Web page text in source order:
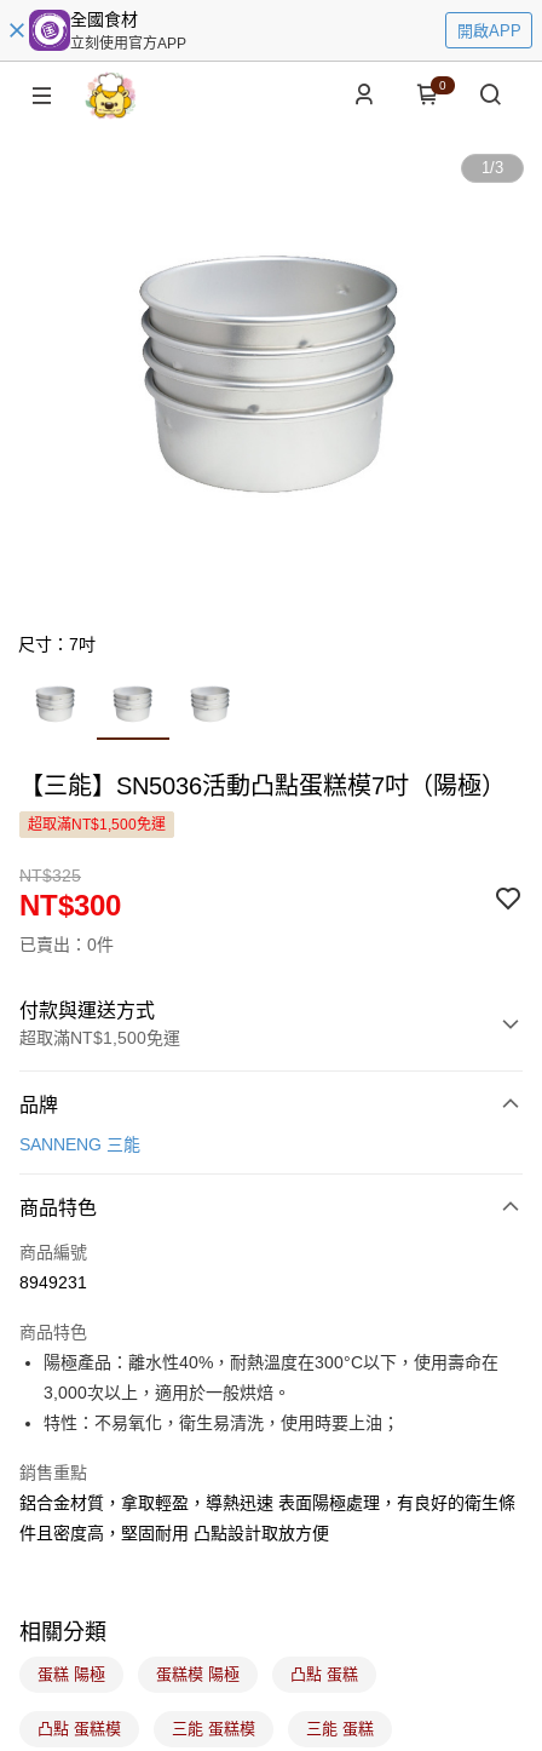
全國食材
立刻使用官方APP
開啟APP
0
1/3
尺寸：7吋
【三能】SN5036活動凸點蛋糕模7吋（陽極）
超取滿NT$1,500免運
NT$325
NT$300
已賣出：0件
付款與運送方式
超取滿NT$1,500免運
信用卡一次付款
Apple Pay
悠遊付
全盈+PAY
ATM付款
7-11取貨(5kg以內，尺寸不超過90cm)
付款後門市自取
免運費
品牌
SANNENG 三能
商品特色
商品編號
8949231
商品特色
陽極產品：離水性40%，耐熱溫度在300°C以下，使用壽命在
3,000次以上，適用於一般烘焙。
特性：不易氧化，衛生易清洗，使用時要上油；
銷售重點
鋁合金材質，拿取輕盈，導熱迅速 表面陽極處理，有良好的衛生條
件且密度高，堅固耐用 凸點設計取放方便
相關分類
蛋糕 陽極 蛋糕模 陽極 凸點 蛋糕
凸點 蛋糕模 三能 蛋糕模 三能 蛋糕